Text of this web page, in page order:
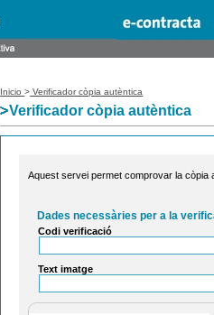
Inicio> Verificador còpia autèntica
Verificador còpia autèntica
Aquest servei permet comprovar la còpia
Dades necessàries per a la
Codi verificació
Text imatge